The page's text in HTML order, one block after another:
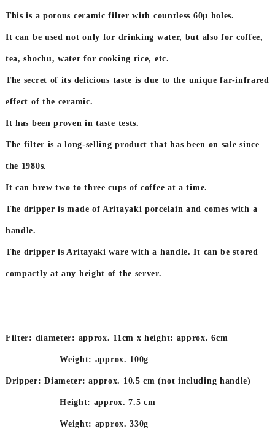
This is a porous ceramic filter with countless 60μ holes.
It can be used not only for drinking water, but also for coffee,
tea, shochu, water for cooking rice, etc.
The secret of its delicious taste is due to the unique far-infrared
effect of the ceramic.
It has been proven in taste tests.
The filter is a long-selling product that has been on sale since
the 1980s.
It can brew two to three cups of coffee at a time.
The dripper is made of Aritayaki porcelain and comes with a
handle.
The dripper is Aritayaki ware with a handle. It can be stored
compactly at any height of the server.
Filter: diameter: approx. 11cm x height: approx. 6cm
Weight: approx. 100g
Dripper: Diameter: approx. 10.5 cm (not including handle)
Height: approx. 7.5 cm
Weight: approx. 330g